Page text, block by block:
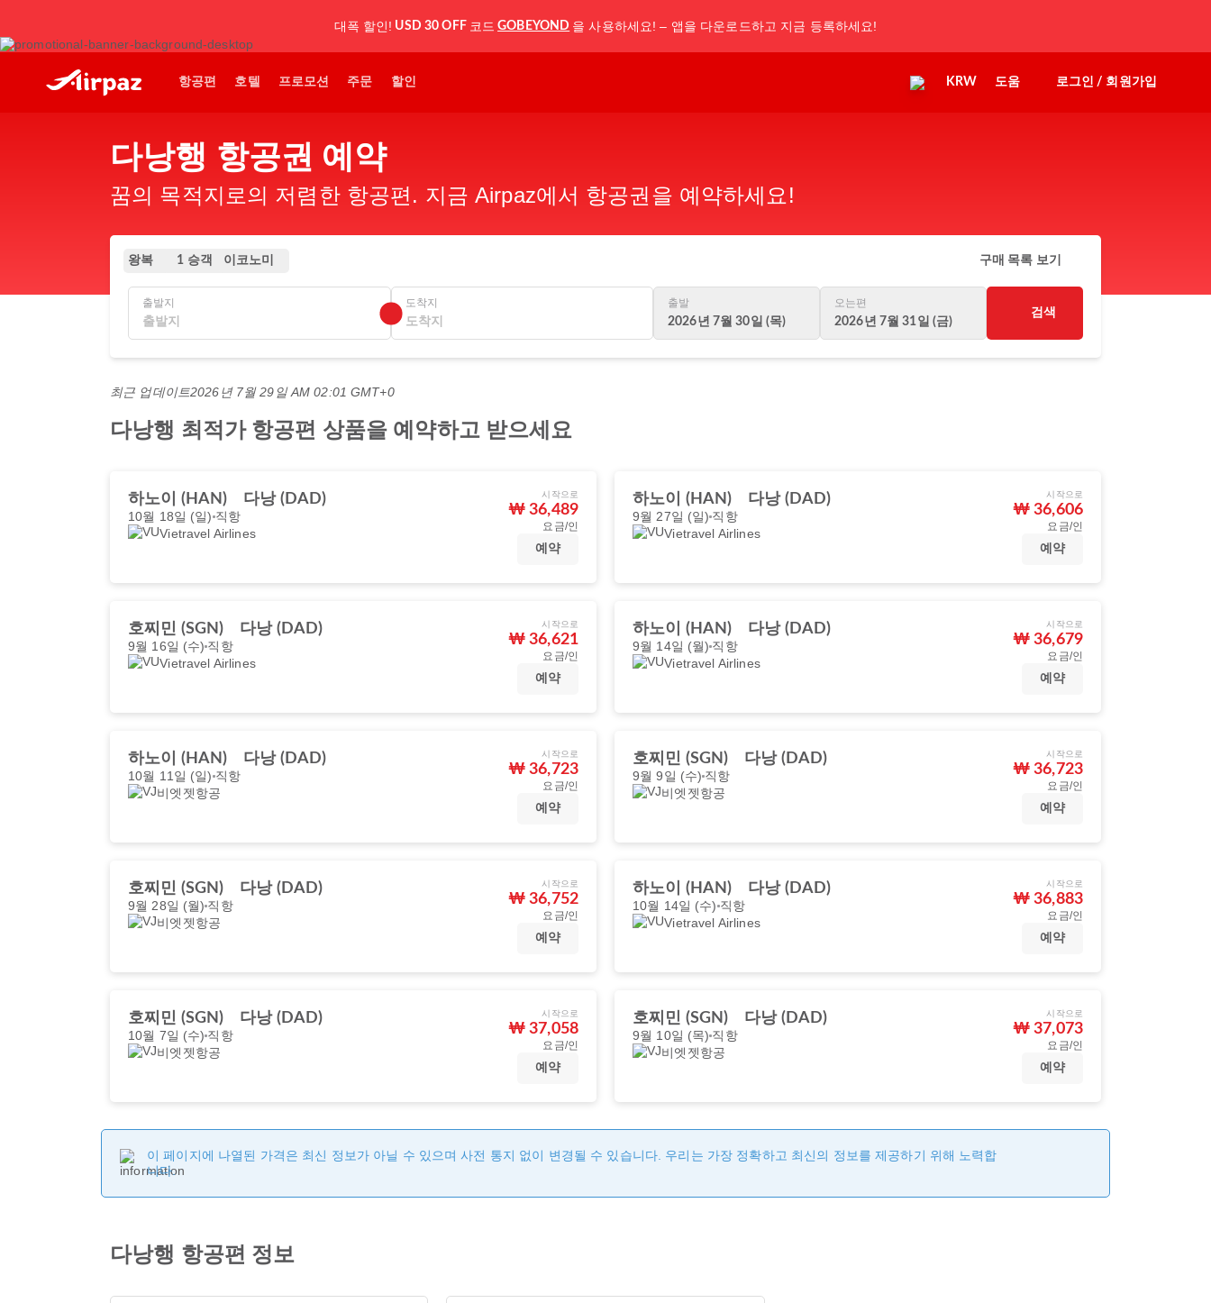
대폭 할인! USD 30 OFF 코드 GOBEYOND 을 사용하세요! – 앱을 다운로드하고 지금 등록하세요!
항공편 호텔 프로모션 주문 할인 KRW 도움 로그인 / 회원가입
다낭행 항공권 예약
꿈의 목적지로의 저렴한 항공편. 지금 Airpaz에서 항공권을 예약하세요!
왕복 1 승객 이코노미 구매 목록 보기
출발지 도착지
출발
2026년 7월 30일 (목)
오는편
2026년 7월 31일 (금)
검색
최근 업데이트2026년 7월 29일 AM 02:01 GMT+0
다낭행 최적가 항공편 상품을 예약하고 받으세요
하노이 (HAN) 다낭 (DAD)
10월 18일 (일) 직항
Vietravel Airlines
시작으로
₩ 36,489
요금/인
예약
하노이 (HAN) 다낭 (DAD)
9월 27일 (일) 직항
Vietravel Airlines
시작으로
₩ 36,606
요금/인
예약
호찌민 (SGN) 다낭 (DAD)
9월 16일 (수) 직항
Vietravel Airlines
시작으로
₩ 36,621
요금/인
예약
하노이 (HAN) 다낭 (DAD)
9월 14일 (월) 직항
Vietravel Airlines
시작으로
₩ 36,679
요금/인
예약
하노이 (HAN) 다낭 (DAD)
10월 11일 (일) 직항
비엣젯항공
시작으로
₩ 36,723
요금/인
예약
호찌민 (SGN) 다낭 (DAD)
9월 9일 (수) 직항
비엣젯항공
시작으로
₩ 36,723
요금/인
예약
호찌민 (SGN) 다낭 (DAD)
9월 28일 (월) 직항
비엣젯항공
시작으로
₩ 36,752
요금/인
예약
하노이 (HAN) 다낭 (DAD)
10월 14일 (수) 직항
Vietravel Airlines
시작으로
₩ 36,883
요금/인
예약
호찌민 (SGN) 다낭 (DAD)
10월 7일 (수) 직항
비엣젯항공
시작으로
₩ 37,058
요금/인
예약
호찌민 (SGN) 다낭 (DAD)
9월 10일 (목) 직항
비엣젯항공
시작으로
₩ 37,073
요금/인
예약
이 페이지에 나열된 가격은 최신 정보가 아닐 수 있으며 사전 통지 없이 변경될 수 있습니다. 우리는 가장 정확하고 최신의 정보를 제공하기 위해 노력합
니다.
다낭행 항공편 정보